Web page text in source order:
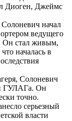
Диоген, Джеймс
начал
ведущего
Он стал живым,
началась в
Солоневич
ГУЛАГа. Он
точно.
серьезный
власти